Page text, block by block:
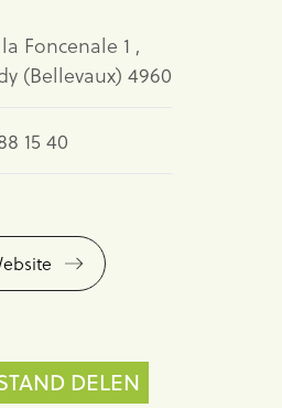
Foncenale 1 ,
(Bellevaux) 4960
15 40
DELEN